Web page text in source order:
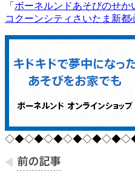
「 ボーネルンドあそびのせか
コクーンシティさいたま新都